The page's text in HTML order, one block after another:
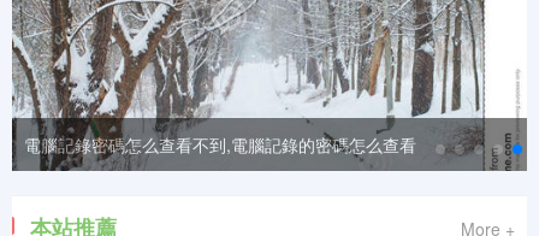
體育百科
范文大全
英語百科
編程日記
電腦記錄密碼怎么查看不到,電腦記錄的密碼怎么查看
本站推薦 More +